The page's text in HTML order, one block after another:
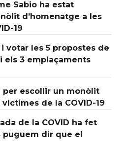
Sabio ha estat
d’homenatge a les
19
votar les 5 propostes de
els 3 emplaçaments
per escollir un monòlit
de la COVID-19
de la COVID ha fet
puguem dir que el